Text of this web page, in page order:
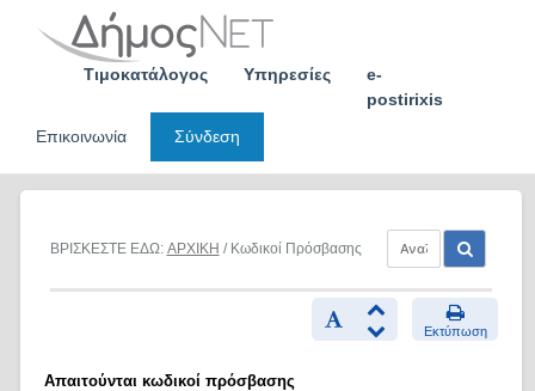
Τιμοκατάλογος Υπηρεσίες
e-
postirixis
Επικοινωνία
Σύνδεση
ΒΡΙΣΚΕΣΤΕ ΕΔΩ: ΑΡΧΙΚΗ / Κωδικοί Πρόσβασης
Εκτύπωση
Απαιτούνται κωδικοί πρόσβασης